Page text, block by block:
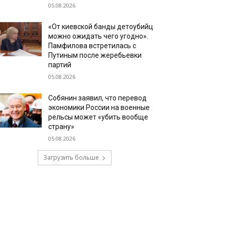
05.08.2026
«От киевской банды детоубийц
можно ожидать чего угодно».
Памфилова встретилась с
Путиным после жеребьевки
партий
05.08.2026
Собянин заявил, что перевод
экономики России на военные
рельсы может «убить вообще
страну»
05.08.2026
Загрузить больше